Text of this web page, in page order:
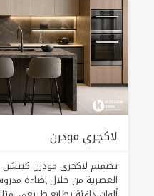
لاكجري مودرن
تصميم لاكجري مودرن
العصرية من خلال إضاءة